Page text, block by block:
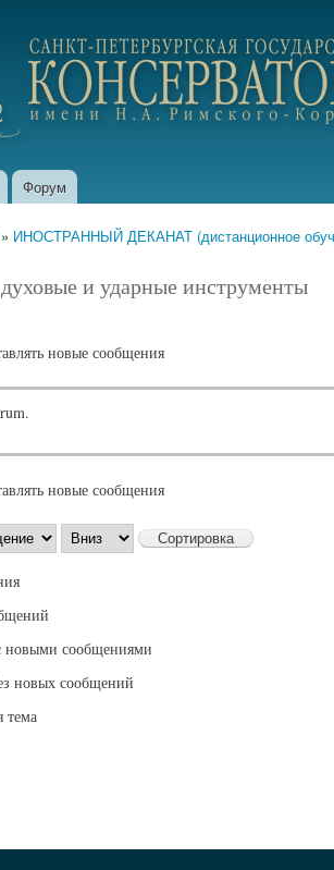
Форум
» ИНОСТРАННЫЙ ДЕКАНАТ (дистанционное
и ударные инструменты
новые сообщения
новые сообщения
Сортировка
новыми сообщениями
новых сообщений
тема